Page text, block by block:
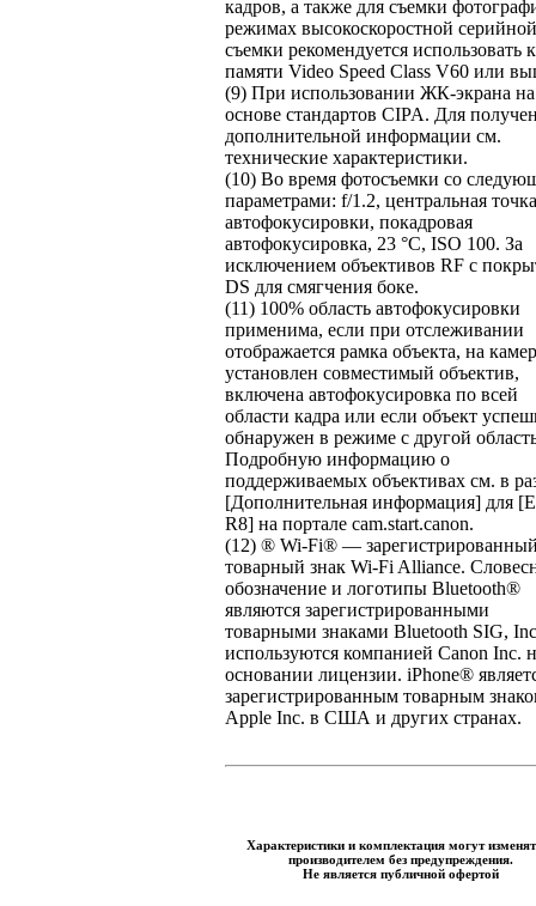
кадров, а также для съемки
режимах высокоскоростной серийной
съемки рекомендуется использовать
памяти Video Speed Class V60 или
(9) При использовании ЖК-экрана на
основе стандартов CIPA. Для
дополнительной информации см.
технические характеристики.
(10) Во время фотосъемки со
параметрами: f/1.2, центральная точка
автофокусировки, покадровая
автофокусировка, 23 °C, ISO 100. За
исключением объективов RF с
DS для смягчения боке.
(11) 100% область автофокусировки
применима, если при отслеживании
отображается рамка объекта, на
установлен совместимый объектив,
включена автофокусировка по всей
области кадра или если объект
обнаружен в режиме с другой
Подробную информацию о
поддерживаемых объективах см. в
[Дополнительная информация] для
R8] на портале cam.start.canon.
(12) ® Wi-Fi® —
товарный знак Wi-Fi Alliance.
обозначение и логотипы Bluetooth®
являются зарегистрированными
товарными знаками Bluetooth SIG,
используются компанией Canon Inc.
основании лицензии. iPhone®
зарегистрированным товарным
Apple Inc. в США и других странах.
Характеристики и комплектация могут
производителем без предупреждения.
Не является публичной офертой